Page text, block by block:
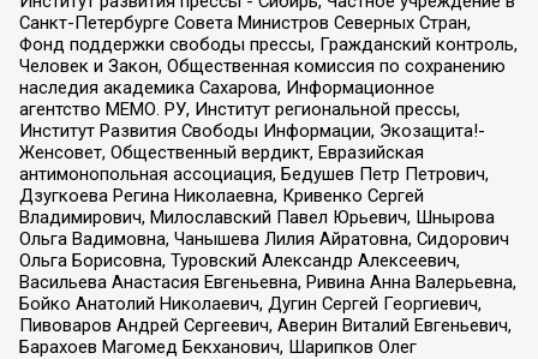
Санкт-Петербурге Совета Министров Северных Стран,
Фонд поддержки свободы прессы, Гражданский контроль,
Человек и Закон, Общественная комиссия по сохранению
наследия академика Сахарова, Информационное
агентство МЕМО. РУ, Институт региональной прессы,
Институт Развития Свободы Информации, Экозащита!-
Женсовет, Общественный вердикт, Евразийская
антимонопольная ассоциация, Бедушев Петр Петрович,
Дзугкоева Регина Николаевна, Кривенко Сергей
Владимирович, Милославский Павел Юрьевич, Шнырова
Ольга Вадимовна, Чанышева Лилия Айратовна, Сидорович
Ольга Борисовна, Туровский Александр Алексеевич,
Васильева Анастасия Евгеньевна, Ривина Анна Валерьевна,
Бойко Анатолий Николаевич, Дугин Сергей Георгиевич,
Пивоваров Андрей Сергеевич, Аверин Виталий Евгеньевич,
Барахоев Магомед Бекханович, Шарипков Олег